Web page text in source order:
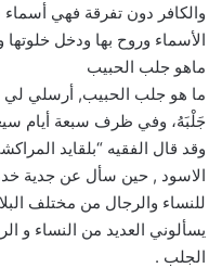
والكافر دون تفرقة فهي
الأسماء وروح بها ودخل
ماهو جلب الحبيب
ما هو جلب الحبيب, أرسلي لي
جَلْبَهُ، وفي ظرف سبعة أيام
وقد قال الفقيه “بلقايد
الاسود , حين سأل عن جدية
للنساء والرجال من مختلف
يسألوني العديد من النساء و
الجلب .